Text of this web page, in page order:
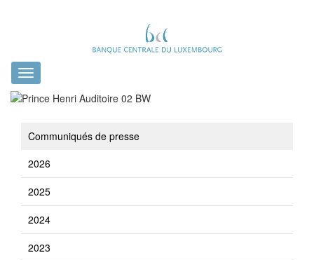
Toggle
navigation
Communiqués de presse
2026
2025
2024
2023